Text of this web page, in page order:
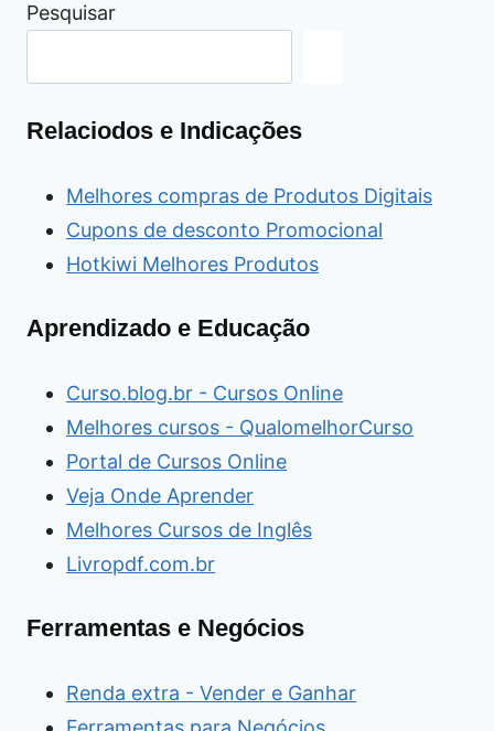
Pesquisar
Relaciodos e Indicações
Melhores compras de Produtos Digitais
Cupons de desconto Promocional
Hotkiwi Melhores Produtos
Aprendizado e Educação
Curso.blog.br - Cursos Online
Melhores cursos - QualomelhorCurso
Portal de Cursos Online
Veja Onde Aprender
Melhores Cursos de Inglês
Livropdf.com.br
Ferramentas e Negócios
Renda extra - Vender e Ganhar